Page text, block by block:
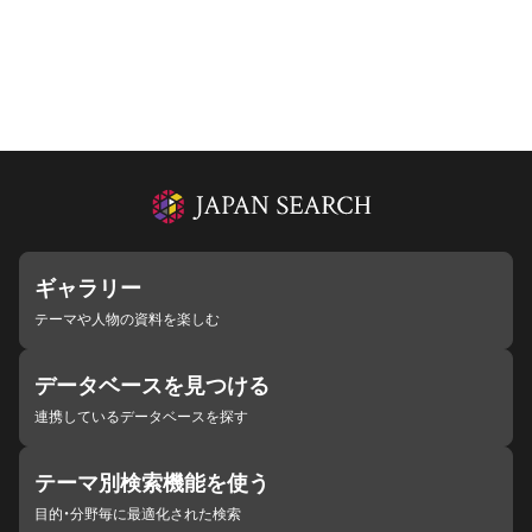
ギャラリー
テーマや人物の資料を楽しむ
データベースを見つける
連携しているデータベースを探す
テーマ別検索機能を使う
目的・分野毎に最適化された検索